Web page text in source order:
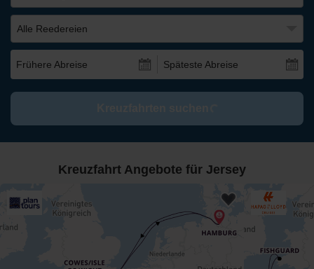
Alle Reedereien
Frühere Abreise Späteste Abreise
Kreuzfahrt Angebote für Jersey